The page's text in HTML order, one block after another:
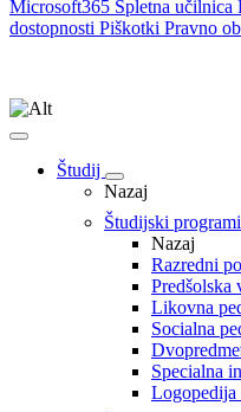
Microsoft365 Spletna učilnica
dostopnosti Piškotki Pravno
Študij
Nazaj
Študijski
Nazaj
Razredni
Predšolska
Likovna
Socialna
Specialna
Logopedija